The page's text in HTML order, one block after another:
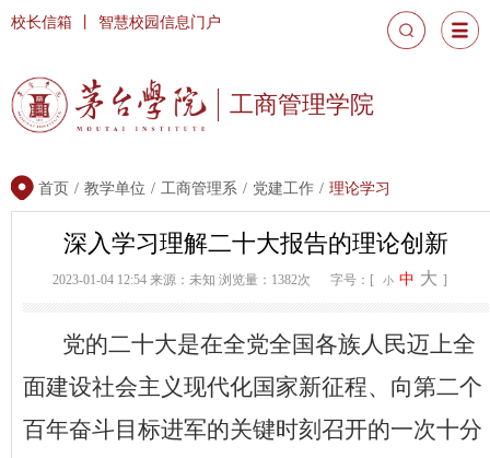
工商管理学院
校长信箱 智慧校园信息门户
首页 / 教学单位 / 工商管理系 / 党建工作 / 理论学习
深入学习理解二十大报告的理论创新
2023-01-04 12:54 来源：未知 浏览量：1382次 字号：[ 小 中 大 ]
党的二十大是在全党全国各族人民迈上全
面建设社会主义现代化国家新征程、向第二个
百年奋斗目标进军的关键时刻召开的一次十分